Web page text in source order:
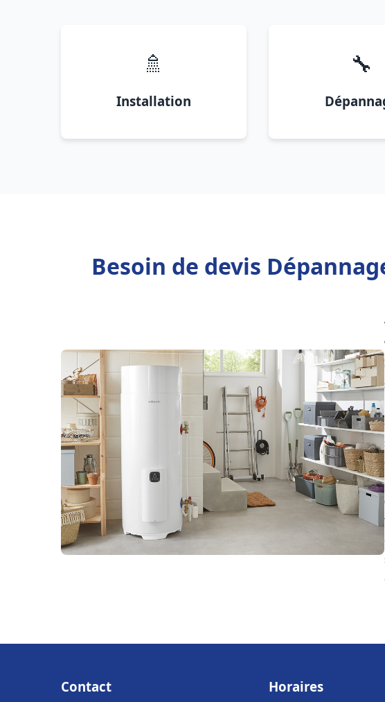
🚿
Installation
🔧
Besoin de devis
Contact Horaires